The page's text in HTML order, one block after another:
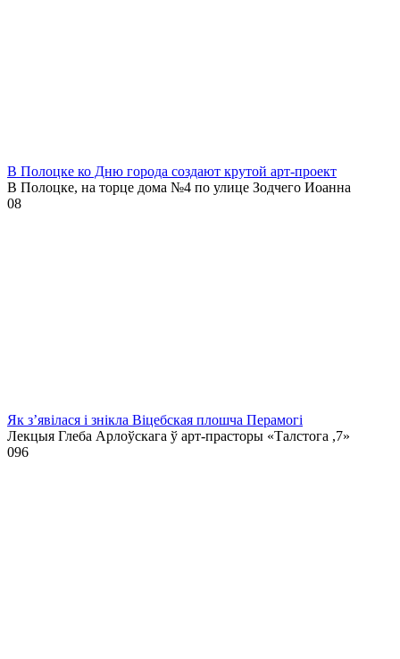
В Полоцке ко Дню города создают крутой арт-проект
В Полоцке, на торце дома №4 по улице Зодчего Иоанна
08
Як з’явілася і знікла Віцебская плошча Перамогі
Лекцыя Глеба Арлоўскага ў арт-прасторы «Талстога ,7»
096